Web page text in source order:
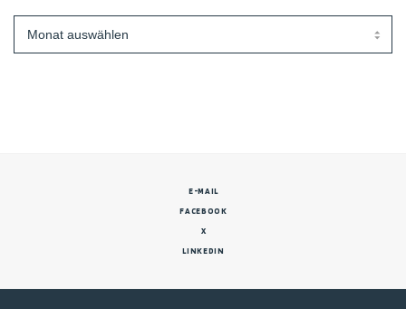
E-MAIL
FACEBOOK
X
LINKEDIN